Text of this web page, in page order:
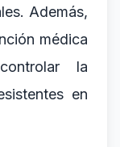
Además,
médica
la
en